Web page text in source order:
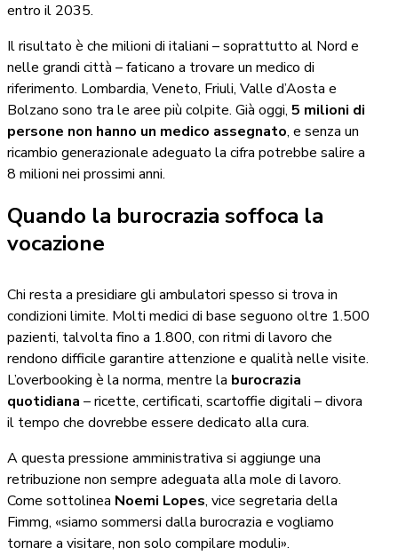
entro il 2035.
Il risultato è che milioni di italiani – soprattutto al Nord e
nelle grandi città – faticano a trovare un medico di
riferimento. Lombardia, Veneto, Friuli, Valle d’Aosta e
Bolzano sono tra le aree più colpite. Già oggi, 5 milioni di
persone non hanno un medico assegnato, e senza un
ricambio generazionale adeguato la cifra potrebbe salire a
8 milioni nei prossimi anni.
Quando la burocrazia soffoca la
vocazione
Chi resta a presidiare gli ambulatori spesso si trova in
condizioni limite. Molti medici di base seguono oltre 1.500
pazienti, talvolta fino a 1.800, con ritmi di lavoro che
rendono difficile garantire attenzione e qualità nelle visite.
L’overbooking è la norma, mentre la burocrazia
quotidiana – ricette, certificati, scartoffie digitali – divora
il tempo che dovrebbe essere dedicato alla cura.
A questa pressione amministrativa si aggiunge una
retribuzione non sempre adeguata alla mole di lavoro.
Come sottolinea Noemi Lopes, vice segretaria della
Fimmg, «siamo sommersi dalla burocrazia e vogliamo
tornare a visitare, non solo compilare moduli».